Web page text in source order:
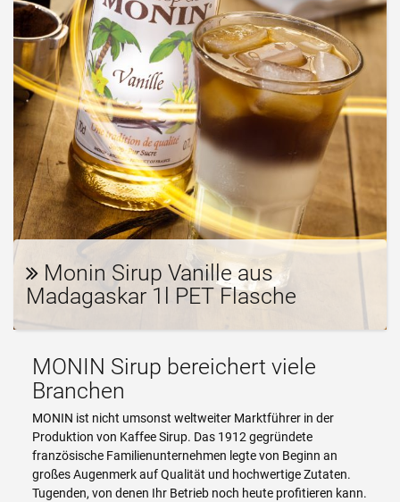
Monin Sirup Vanille aus
Madagaskar 1l PET Flasche
MONIN Sirup bereichert viele
Branchen
MONIN ist nicht umsonst weltweiter Marktführer in der
Produktion von Kaffee Sirup. Das 1912 gegründete
französische Familienunternehmen legte von Beginn an
großes Augenmerk auf Qualität und hochwertige Zutaten.
Tugenden, von denen Ihr Betrieb noch heute profitieren kann.